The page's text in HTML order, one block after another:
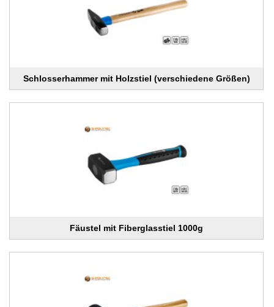
Schlosserhammer mit Holzstiel (verschiedene Größen)
Fäustel mit Fiberglasstiel 1000g